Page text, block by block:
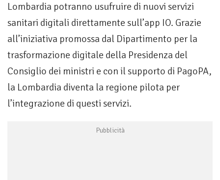
Lombardia potranno usufruire di nuovi servizi
sanitari digitali direttamente sull’app IO. Grazie
all’iniziativa promossa dal Dipartimento per la
trasformazione digitale della Presidenza del
Consiglio dei ministri e con il supporto di PagoPA,
la Lombardia diventa la regione pilota per
l’integrazione di questi servizi.